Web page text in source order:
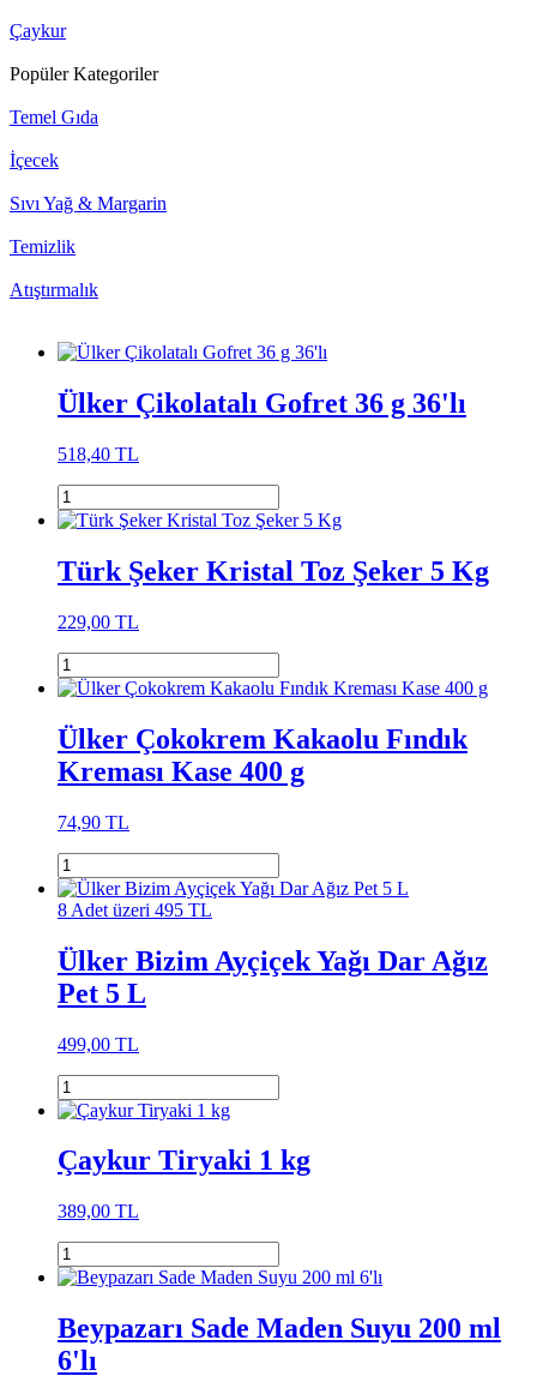
Çaykur
Popüler Kategoriler
Temel Gıda
İçecek
Sıvı Yağ & Margarin
Temizlik
Atıştırmalık
Ülker Çikolatalı Gofret 36 g 36'lı
518,40 TL
Türk Şeker Kristal Toz Şeker 5 Kg
229,00 TL
Ülker Çokokrem Kakaolu Fındık
Kreması Kase 400 g
74,90 TL
8 Adet üzeri 495 TL
Ülker Bizim Ayçiçek Yağı Dar Ağız
Pet 5 L
499,00 TL
Çaykur Tiryaki 1 kg
389,00 TL
Beypazarı Sade Maden Suyu 200 ml
6'lı